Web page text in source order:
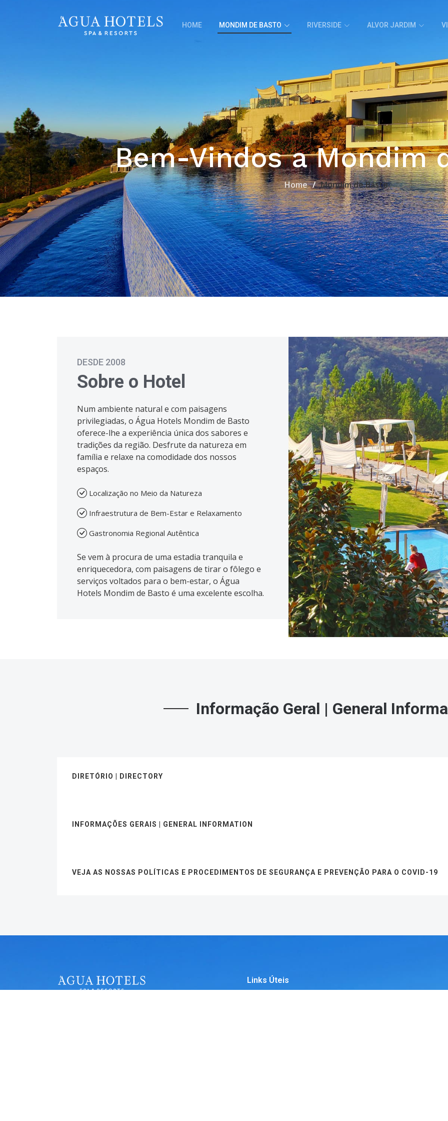
HOME MONDIM DE BASTO RIVERSIDE ALVOR JARDIM
Bem-Vindos a Mondim
Home Mondim de Basto
DESDE 2008
Sobre o Hotel
Num ambiente natural e com paisagens
privilegiadas, o Água Hotels Mondim de Basto
oferece-lhe a experiência única dos sabores e
tradições da região. Desfrute da natureza em
família e relaxe na comodidade dos nossos
espaços.
Localização no Meio da Natureza
Infraestrutura de Bem-Estar e Relaxamento
Gastronomia Regional Autêntica
Se vem à procura de uma estadia tranquila e
enriquecedora, com paisagens de tirar o fôlego e
serviços voltados para o bem-estar, o Água
Hotels Mondim de Basto é uma excelente escolha.
Informação Geral | General
DIRETÓRIO | DIRECTORY
INFORMAÇÕES GERAIS | GENERAL INFORMATION
VEJA AS NOSSAS POLÍTICAS E PROCEDIMENTOS DE SEGURANÇA E PREVENÇÃO PARA O COVID-19
Links Úteis